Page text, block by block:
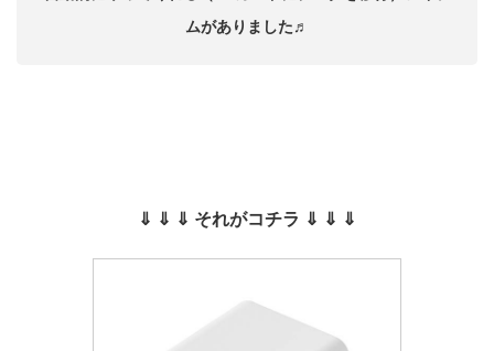
ムがありました♬
⇓ ⇓ ⇓ それがコチラ ⇓ ⇓ ⇓